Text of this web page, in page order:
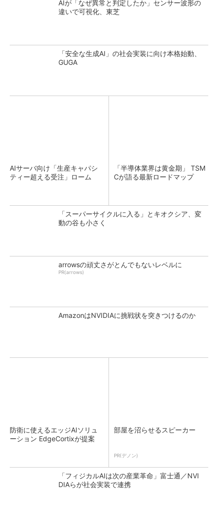
AIが「なぜ異常と判定したか」センサー波形の
違いで可視化、東芝
「安全な生成AI」の社会実装に向け本格始動、
GUGA
AIサーバ向け「生産キャパシ
ティー超える受注」ローム
「半導体業界は黄金期」 TSM
Cが語る最新ロードマップ
「スーパーサイクルに入る」とキオクシア、変
動の谷も小さく
arrowsの頑丈さがとんでもないレベルに
PR(arrows)
AmazonはNVIDIAに挑戦状を突きつけるのか
防衛に使えるエッジAIソリュ
ーション EdgeCortixが提案
部屋を沼らせるスピーカー
PR(デノン)
「フィジカルAIは次の産業革命」富士通／NVI
DIAらが社会実装で連携